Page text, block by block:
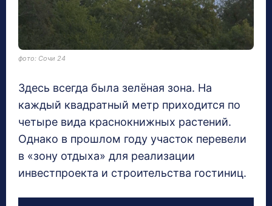
фото: Сочи 24
Здесь всегда была зелёная зона. На
каждый квадратный метр приходится по
четыре вида краснокнижных растений.
Однако в прошлом году участок перевели
в «зону отдыха» для реализации
инвестпроекта и строительства гостиниц.